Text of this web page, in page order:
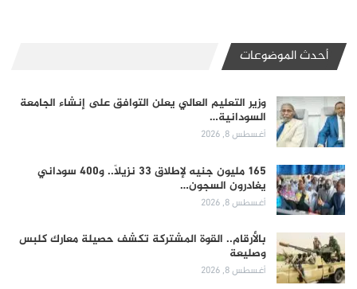
أحدث الموضوعات
وزير التعليم العالي يعلن التوافق على إنشاء الجامعة
السودانية…
أغسطس 8, 2026
165 مليون جنيه لإطلاق 33 نزيلاً.. و400 سوداني
يغادرون السجون…
أغسطس 8, 2026
بالأرقام.. القوة المشتركة تكشف حصيلة معارك كلبس
وصليعة
أغسطس 8, 2026